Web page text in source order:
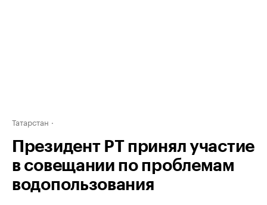
Татарстан
Президент РТ принял участие
в совещании по проблемам
водопользования